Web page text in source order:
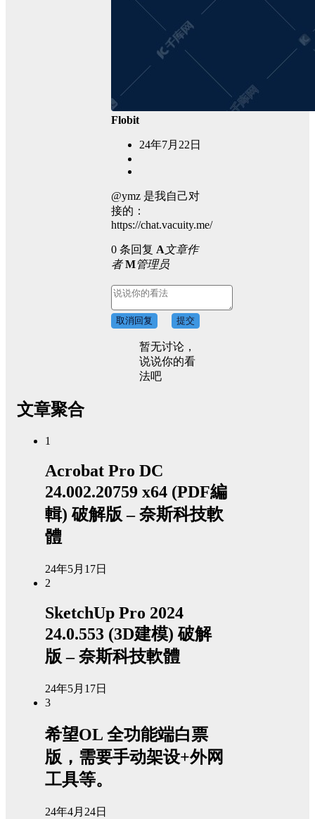
Flobit
24年7月22日
@ymz 是我自己对
接的：
https://chat.vacuity.me/
0 条回复 A文章作
者 M管理员
取消回复 提交
暂无讨论，
说说你的看
法吧
文章聚合
1
Acrobat Pro DC
24.002.20759 x64 (PDF編
輯) 破解版 – 奈斯科技軟
體
24年5月17日
2
SketchUp Pro 2024
24.0.553 (3D建模) 破解
版 – 奈斯科技軟體
24年5月17日
3
希望OL 全功能端白票
版，需要手动架设+外网
工具等。
24年4月24日